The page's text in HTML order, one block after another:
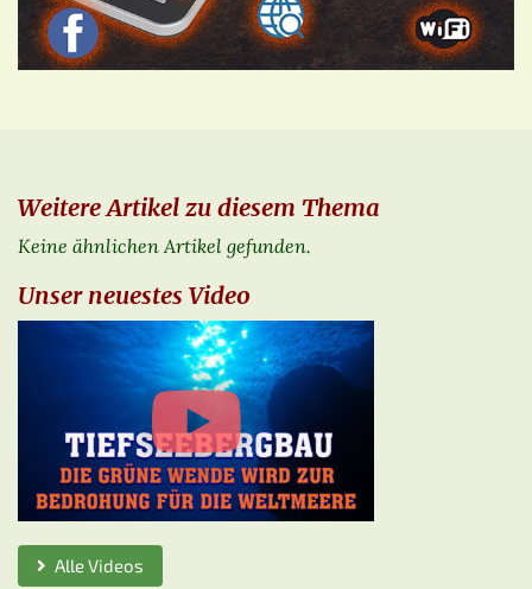
Weitere Artikel zu diesem Thema
Keine ähnlichen Artikel gefunden.
Unser neuestes Video
Alle Videos